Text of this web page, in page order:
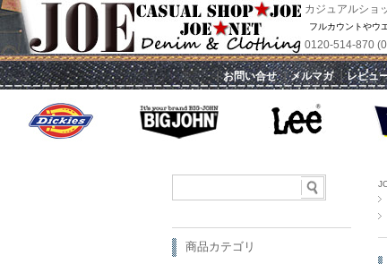
カジュアルシ
フルカウントやウ
0120-514-870
｜お問い合せ｜メルマガ｜レビュ
商品カテゴリ